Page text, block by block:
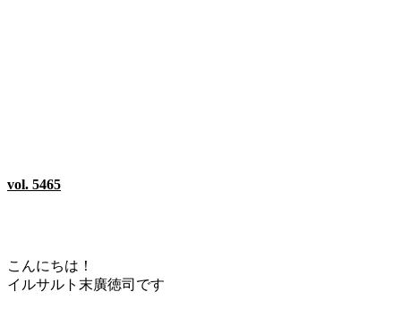
vol. 5465
こんにちは！
イルサルト末廣徳司です